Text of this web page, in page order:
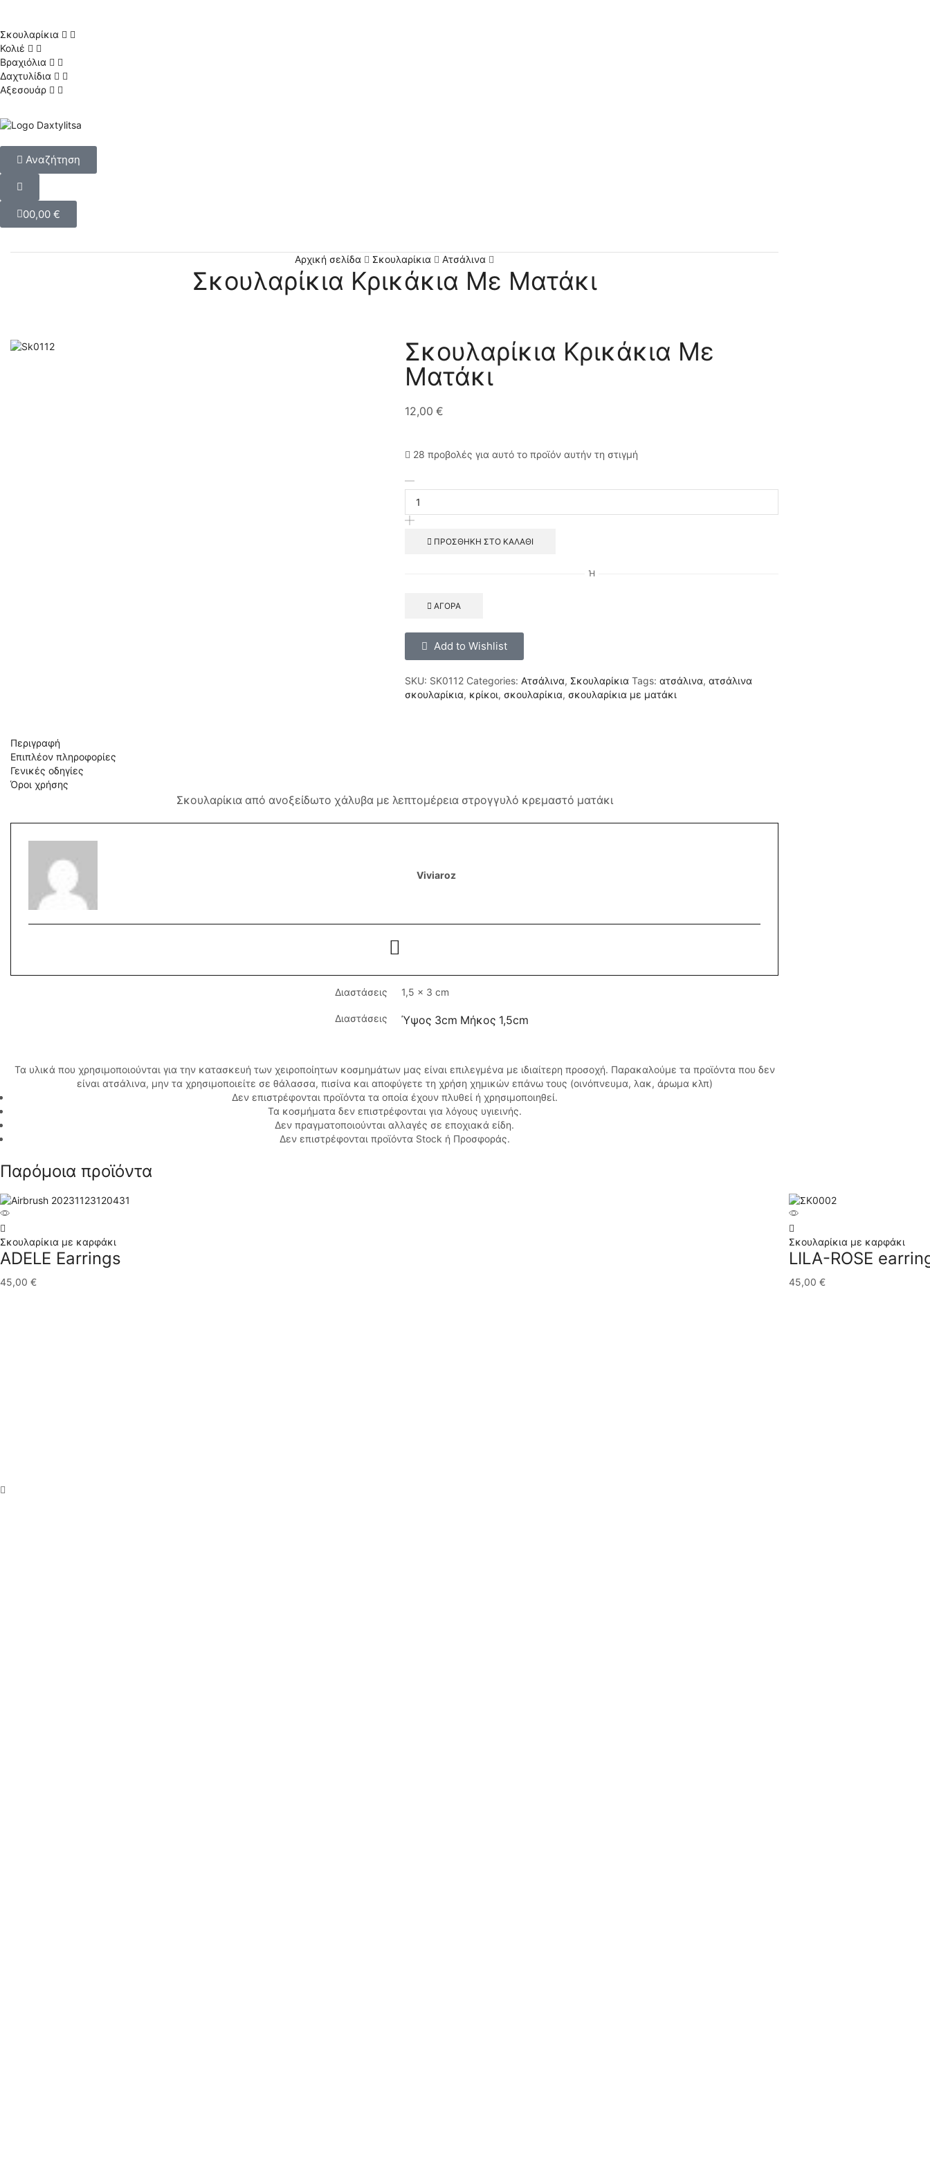
Σκουλαρίκια
Κολιέ
Βραχιόλια
Δαχτυλίδια
Αξεσουάρ
Αναζήτηση
00,00 €
Αρχική σελίδα Σκουλαρίκια Ατσάλινα
Σκουλαρίκια Κρικάκια Με Ματάκι
Σκουλαρίκια Κρικάκια Με
Ματάκι
12,00 €
28 προβολές για αυτό το προϊόν αυτήν τη στιγμή
ΠΡΟΣΘΉΚΗ ΣΤΟ ΚΑΛΆΘΙ
Ή
ΑΓΟΡΆ
Add to Wishlist
SKU: SK0112 Categories: Ατσάλινα, Σκουλαρίκια Tags: ατσάλινα, ατσάλινα
σκουλαρίκια, κρίκοι, σκουλαρίκια, σκουλαρίκια με ματάκι
Περιγραφή
Επιπλέον πληροφορίες
Γενικές οδηγίες
Όροι χρήσης
Σκουλαρίκια από ανοξείδωτο χάλυβα με λεπτομέρεια στρογγυλό κρεμαστό ματάκι
Viviaroz
Διαστάσεις 1,5 × 3 cm
Διαστάσεις Ύψος 3cm Μήκος 1,5cm
Τα υλικά που χρησιμοποιούνται για την κατασκευή των χειροποίητων κοσμημάτων μας είναι επιλεγμένα με ιδιαίτερη προσοχή. Παρακαλούμε τα προϊόντα που δεν
είναι ατσάλινα, μην τα χρησιμοποιείτε σε θάλασσα, πισίνα και αποφύγετε τη χρήση χημικών επάνω τους (οινόπνευμα, λακ, άρωμα κλπ)
Δεν επιστρέφονται προϊόντα τα οποία έχουν πλυθεί ή χρησιμοποιηθεί.
Τα κοσμήματα δεν επιστρέφονται για λόγους υγιεινής.
Δεν πραγματοποιούνται αλλαγές σε εποχιακά είδη.
Δεν επιστρέφονται προϊόντα Stock ή Προσφοράς.
Παρόμοια προϊόντα
Σκουλαρίκια με καρφάκι
ADELE Earrings
45,00 €
Σκουλαρίκια με καρφάκι
LILA-ROSE
45,00 €